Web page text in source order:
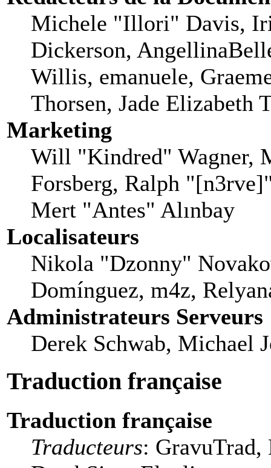
Michele "Illori" Davis,
Dickerson,
Willis, emanuele,
Thorsen, Jade Elizabeth
Marketing
Will "Kindred" Wagner,
Forsberg, Ralph
Mert "Antes" Alınbay
Localisateurs
Nikola "Dzonny"
Domínguez, m4z,
Administrateurs Serveurs
Derek Schwab, Michael
Traduction française
Traduction française
Traducteurs: GravuTrad,